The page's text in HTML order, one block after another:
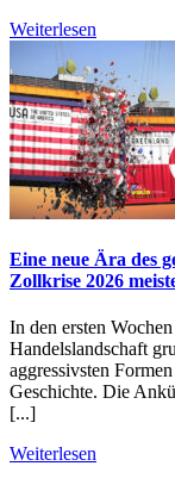
Weiterlesen
Eine neue Ära des
Zollkrise 2026
In den ersten
Handelslandschaft
aggressivsten
Geschichte. Die
[...]
Weiterlesen